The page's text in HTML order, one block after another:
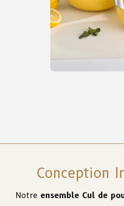
Conception
Notre ensemble Cul de